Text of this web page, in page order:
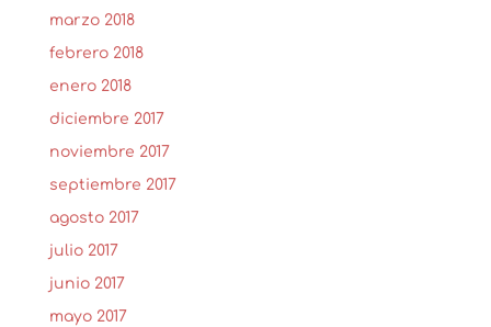
marzo 2018
febrero 2018
enero 2018
diciembre 2017
noviembre 2017
septiembre 2017
agosto 2017
julio 2017
junio 2017
mayo 2017